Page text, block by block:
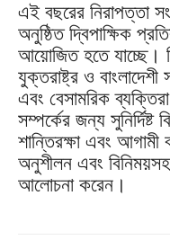
এই বছরের নিরাপত্তা
অনুষ্ঠিত দ্বিপাক্ষিক
আয়োজিত হতে যাচ্ছে।
যুক্তরাষ্ট্র ও বাংলাদেশী
এবং বেসামরিক
সম্পর্কের জন্য সুনির্দিষ্ট
শান্তিরক্ষা এবং আগামী
অনুশীলন এবং
আলোচনা করেন।